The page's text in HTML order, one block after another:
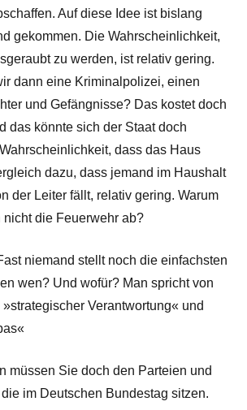
Auf diese Idee ist bislang
gekommen. Die Wahrscheinlichkeit,
zu werden, ist relativ gering.
dann eine Kriminalpolizei, einen
und Gefängnisse? Das kostet doch
das könnte sich der Staat doch
dass das Haus
dazu, dass jemand im Haushalt
der Leiter fällt, relativ gering. Warum
die Feuerwehr ab?
niemand stellt noch die einfachsten
wen? Und wofür? Man spricht von
Verantwortung« und
müssen Sie doch den Parteien und
im Deutschen Bundestag sitzen.